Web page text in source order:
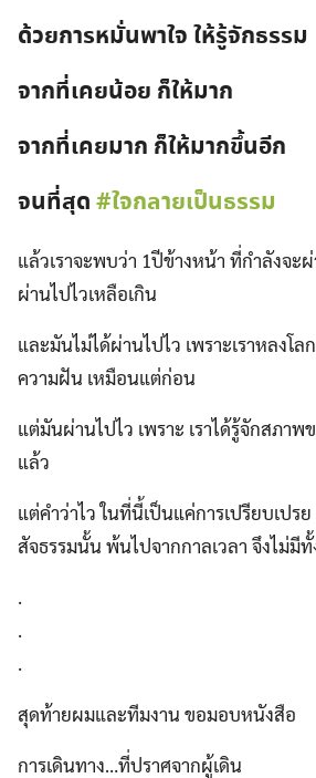
ด้วยการหมั่นพาใจ ให้รู้จักธรรม
จากที่เคยน้อย ก็ให้มาก
จากที่เคยมาก ก็ให้มากขึ้นอีก
จนที่สุด#ใจกลายเป็นธรรม
แล้วเราจะพบว่า 1ปีข้างหน้า ที่กำลังจะ
ผ่านไปไวเหลือเกิน
และมันไม่ได้ผ่านไปไว เพราะเราหลงโ
ความฝัน เหมือนแต่ก่อน
แต่มันผ่านไปไว เพราะ เราได้รู้จักสภาพ
แล้ว
แต่คำว่าไว ในที่นี้เป็นแค่การเปรียบเปรย
สัจธรรมนั้น พ้นไปจากกาลเวลา จึงไม่มีทั้
.
.
.
สุดท้ายผมและทีมงาน ขอมอบหนังสือ
การเดินทาง…ที่ปราศจากผู้เดิน